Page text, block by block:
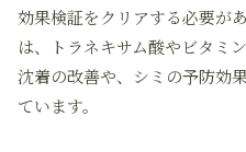
効果検証をクリアする必要が
は、トラネキサム酸やビタミ
沈着の改善や、シミの予防効
ています。